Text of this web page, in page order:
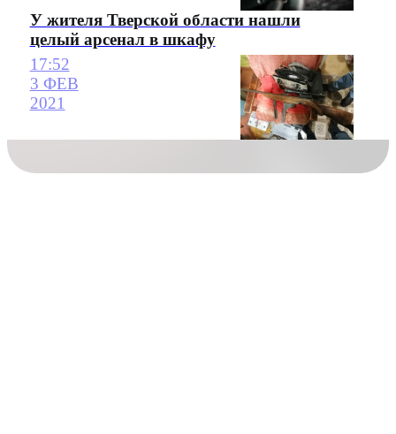
У жителя Тверской области нашли
целый арсенал в шкафу
17:52
3 ФЕВ
2021